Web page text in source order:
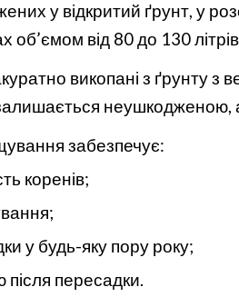
у відкритий ґрунт, у
об’ємом від 80 до 130
викопані з ґрунту з
неушкодженою,
забезпечує:
коренів;
у будь-яку пору року;
пересадки.